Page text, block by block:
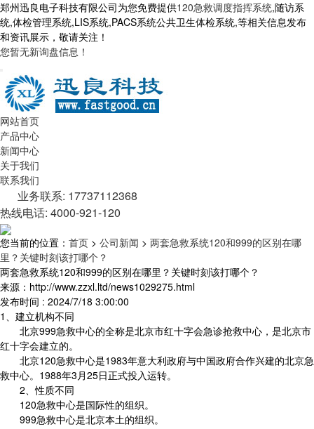
郑州迅良电子科技有限公司为您免费提供120急救调度指挥系统,随访系
统,体检管理系统,LIS系统,PACS系统公共卫生体检系统,等相关信息发布
和资讯展示，敬请关注！
您暂无新询盘信息！
网站首页
产品中心
新闻中心
关于我们
联系我们
业务联系: 17737112368
热线电话: 4000-921-120
您当前的位置： 首页 > 公司新闻 > 两套急救系统120和999的区别在哪
里？关键时刻该打哪个？
两套急救系统120和999的区别在哪里？关键时刻该打哪个？
来源：http://www.zzxl.ltd/news1029275.html
发布时间 : 2024/7/18 3:00:00
1、建立机构不同
北京999急救中心的全称是北京市红十字会急诊抢救中心，是北京市
红十字会建立的。
北京120急救中心是1983年意大利政府与中国政府合作兴建的北京急
救中心。1988年3月25日正式投入运转。
2、性质不同
120急救中心是国际性的组织。
999急救中心是北京本土的组织。